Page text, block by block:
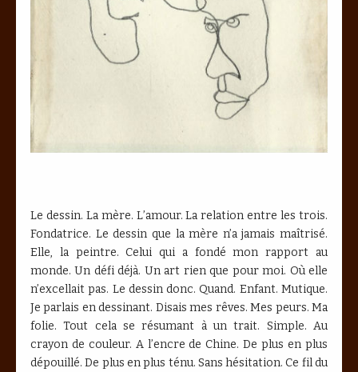
Le dessin. La mère. L’amour. La relation entre les trois.
Fondatrice. Le dessin que la mère n’a jamais maîtrisé.
Elle, la peintre. Celui qui a fondé mon rapport au
monde. Un défi déjà. Un art rien que pour moi. Où elle
n’excellait pas. Le dessin donc. Quand. Enfant. Mutique.
Je parlais en dessinant. Disais mes rêves. Mes peurs. Ma
folie. Tout cela se résumant à un trait. Simple. Au
crayon de couleur. A l’encre de Chine. De plus en plus
dépouillé. De plus en plus ténu. Sans hésitation. Ce fil du